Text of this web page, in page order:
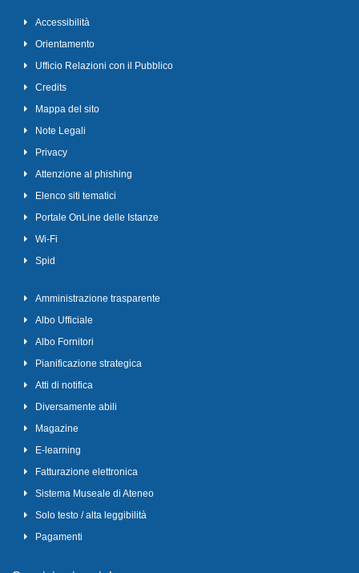
Accessibilità
Orientamento
Ufficio Relazioni con il Pubblico
Credits
Mappa del sito
Note Legali
Privacy
Attenzione al phishing
Elenco siti tematici
Portale OnLine delle Istanze
Wi-Fi
Spid
Amministrazione trasparente
Albo Ufficiale
Albo Fornitori
Pianificazione strategica
Atti di notifica
Diversamente abili
Magazine
E-learning
Fatturazione elettronica
Sistema Museale di Ateneo
Solo testo / alta leggibilità
Pagamenti